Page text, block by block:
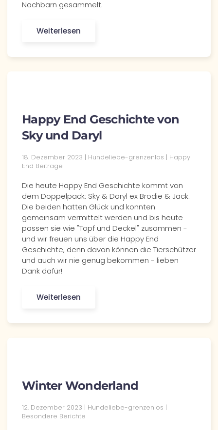
Nachbarn gesammelt.
Weiterlesen
Happy End Geschichte von
Sky und Daryl
18. Dezember 2023 | Hundeliebe-grenzenlos | Happy
End Beiträge
Die heute Happy End Geschichte kommt von
dem Doppelpack: Sky & Daryl ex Brodie & Jack.
Die beiden hatten Glück und konnten
gemeinsam vermittelt werden und bis heute
passen sie wie "Topf und Deckel" zusammen -
und wir freuen uns über die Happy End
Geschichte, denn davon können die Tierschützer
und auch wir nie genug bekommen - lieben
Dank dafür!
Weiterlesen
Winter Wonderland
12. Dezember 2023 | Hundeliebe-grenzenlos |
Besondere Berichte